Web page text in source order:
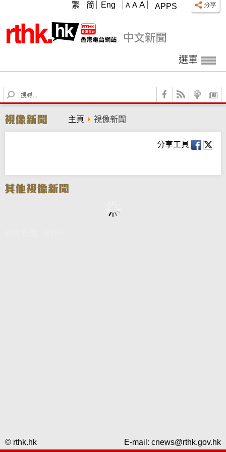
APPS
A A A
繁 简 Eng
選單
S
e
r
c
主頁 視像新聞
分享工具
© rthk.hk E-mail: cnews@rthk.gov.hk